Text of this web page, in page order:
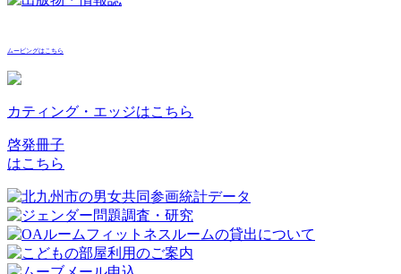
ムービングはこちら
カティング・エッジはこちら
啓発冊子
はこちら